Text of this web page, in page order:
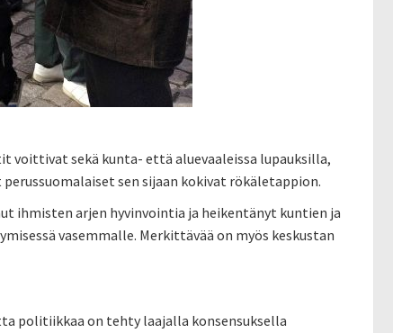
voittivat sekä kunta- että aluevaaleissa lupauksilla,
sen sijaan kokivat rökäletappion.
ihmisten arjen hyvinvointia ja heikentänyt kuntien ja
vasemmalle. Merkittävää on myös keskustan
politiikkaa on tehty laajalla konsensuksella